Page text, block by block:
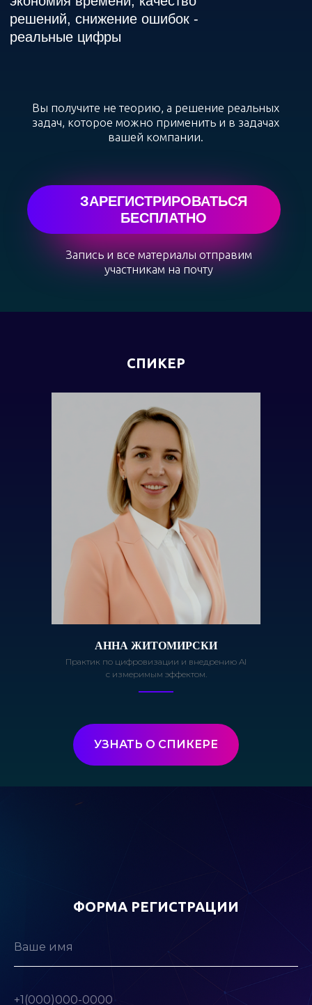
СПИКЕР
АННА ЖИТОМИРСКИ
Практик по цифровизации и внедрению AI
с измеримым эффектом.
УЗНАТЬ О СПИКЕРЕ
ФОРМА РЕГИСТРАЦИИ
AI-агенты
Мы на связи
в телеграмм
Политика конфиденциальности